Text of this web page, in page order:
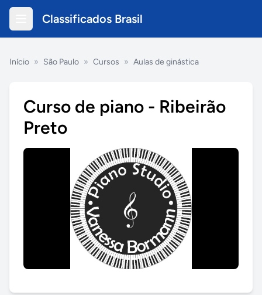
Classificados Brasil
Início » São Paulo » Cursos » Aulas de ginástica
Curso de piano - Ribeirão
Preto